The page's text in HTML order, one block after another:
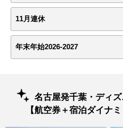
11月連休
年末年始2026-2027
名古屋発千葉・ディ
【航空券＋宿泊ダイナ